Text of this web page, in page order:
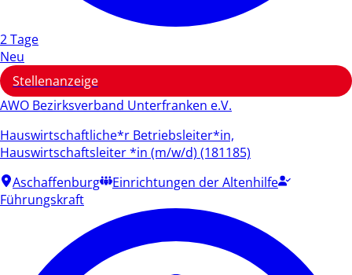
2 Tage
Neu
Stellenanzeige
AWO Bezirksverband Unterfranken e.V.
Hauswirtschaftliche*r Betriebsleiter*in,
Hauswirtschaftsleiter *in (m/w/d) (181185)
Aschaffenburg
Einrichtungen der Altenhilfe
Führungskraft